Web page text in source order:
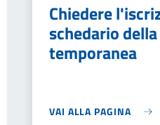
Chiedere
schedario
temporanea
VAI ALLA PAGINA